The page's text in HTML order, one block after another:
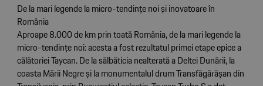
De la mari legende la micro-tendințe noi și inovatoare în
România
Aproape 8.000 de km prin toată România, de la mari legende la
micro-tendințe noi: acesta a fost rezultatul primei etape epice a
călătoriei Taycan. De la sălbăticia nealterată a Deltei Dunării, la
coasta Mării Negre și la monumentalul drum Transfăgărășan din